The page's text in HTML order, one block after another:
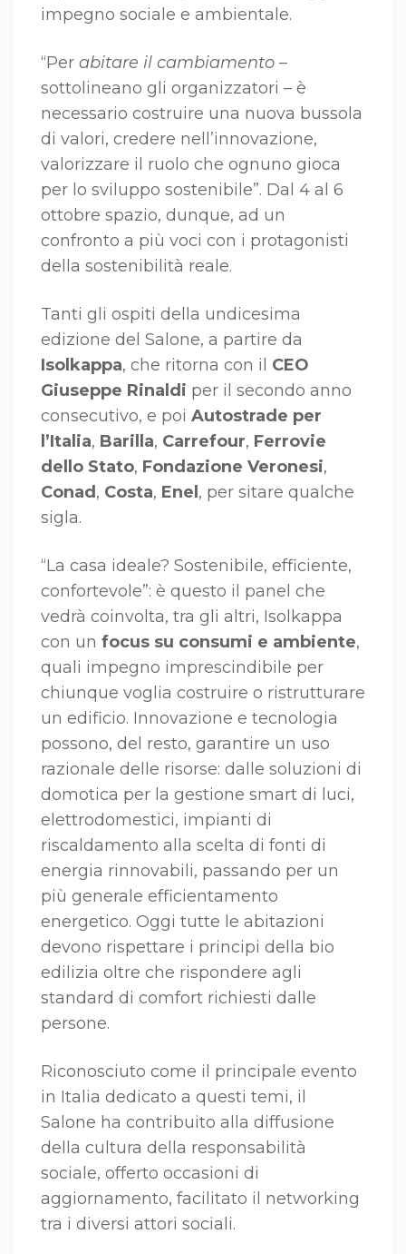
impegno sociale e ambientale.
“Per abitare il cambiamento –
sottolineano gli organizzatori – è
necessario costruire una nuova bussola
di valori, credere nell’innovazione,
valorizzare il ruolo che ognuno gioca
per lo sviluppo sostenibile”. Dal 4 al 6
ottobre spazio, dunque, ad un
confronto a più voci con i protagonisti
della sostenibilità reale.
Tanti gli ospiti della undicesima
edizione del Salone, a partire da
Isolkappa, che ritorna con il CEO
Giuseppe Rinaldi per il secondo anno
consecutivo, e poi Autostrade per
l’Italia, Barilla, Carrefour, Ferrovie
dello Stato, Fondazione Veronesi,
Conad, Costa, Enel, per sitare qualche
sigla.
“La casa ideale? Sostenibile, efficiente,
confortevole”: è questo il panel che
vedrà coinvolta, tra gli altri, Isolkappa
con un focus su consumi e ambiente,
quali impegno imprescindibile per
chiunque voglia costruire o ristrutturare
un edificio. Innovazione e tecnologia
possono, del resto, garantire un uso
razionale delle risorse: dalle soluzioni di
domotica per la gestione smart di luci,
elettrodomestici, impianti di
riscaldamento alla scelta di fonti di
energia rinnovabili, passando per un
più generale efficientamento
energetico. Oggi tutte le abitazioni
devono rispettare i principi della bio
edilizia oltre che rispondere agli
standard di comfort richiesti dalle
persone.
Riconosciuto come il principale evento
in Italia dedicato a questi temi, il
Salone ha contribuito alla diffusione
della cultura della responsabilità
sociale, offerto occasioni di
aggiornamento, facilitato il networking
tra i diversi attori sociali.